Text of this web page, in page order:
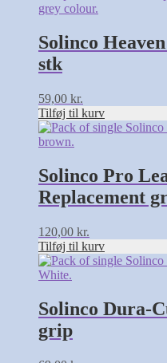
Solinco
stk
59,00 kr.
Tilføj til kurv
Solinco Pro
Replacement
120,00 kr.
Tilføj til kurv
Solinco Dura-
grip